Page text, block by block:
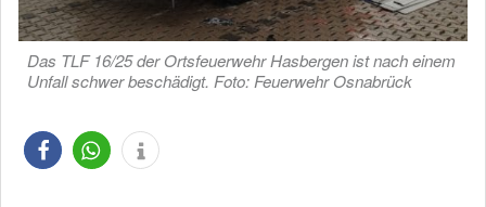
Das TLF 16/25 der Ortsfeuerwehr Hasbergen ist nach einem
Unfall schwer beschädigt. Foto: Feuerwehr Osnabrück